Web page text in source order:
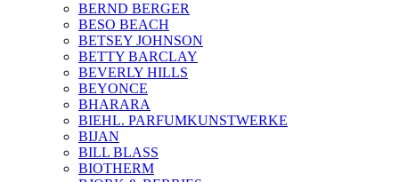
BERND BERGER
BESO BEACH
BETSEY JOHNSON
BETTY BARCLAY
BEVERLY HILLS
BEYONCE
BHARARA
BIEHL. PARFUMKUNSTWERKE
BIJAN
BILL BLASS
BIOTHERM